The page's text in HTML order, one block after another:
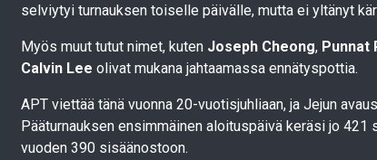
selviytyi turnauksen toiselle päivälle, mutta ei yltänyt
Myös muut tutut nimet, kuten Joseph Cheong, Punnat
Calvin Lee olivat mukana jahtaamassa ennätyspottia.
APT viettää tänä vuonna 20-vuotisjuhliaan, ja Jejun
Pääturnauksen ensimmäinen aloituspäivä keräsi jo
vuoden 390 sisäänostoon.